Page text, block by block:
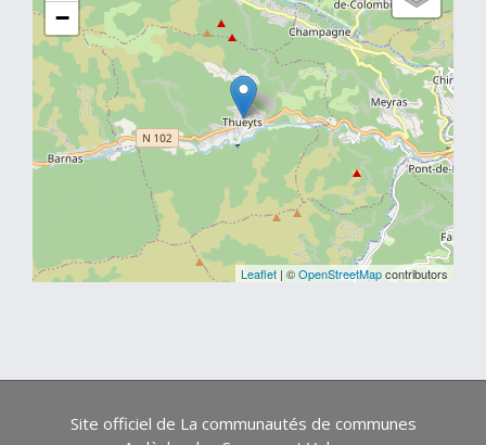
−
Leaflet | ©OpenStreetMapcontributors
Site officiel de La communautés de communes